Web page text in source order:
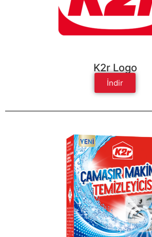
K2r Logo
İndir